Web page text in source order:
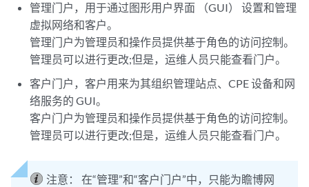
管理门户，用于通过图形用户界面 （GUI） 设置和管理
虚拟网络和客户。
管理门户为管理员和操作员提供基于角色的访问控制。
管理员可以进行更改;但是，运维人员只能查看门户。
客户门户，客户用来为其组织管理站点、CPE 设备和网
络服务的 GUI。
客户门户为管理员和操作员提供基于角色的访问控制。
管理员可以进行更改;但是，运维人员只能查看门户。
注意：
在“管理”和“客户门户”中，只能为瞻博网